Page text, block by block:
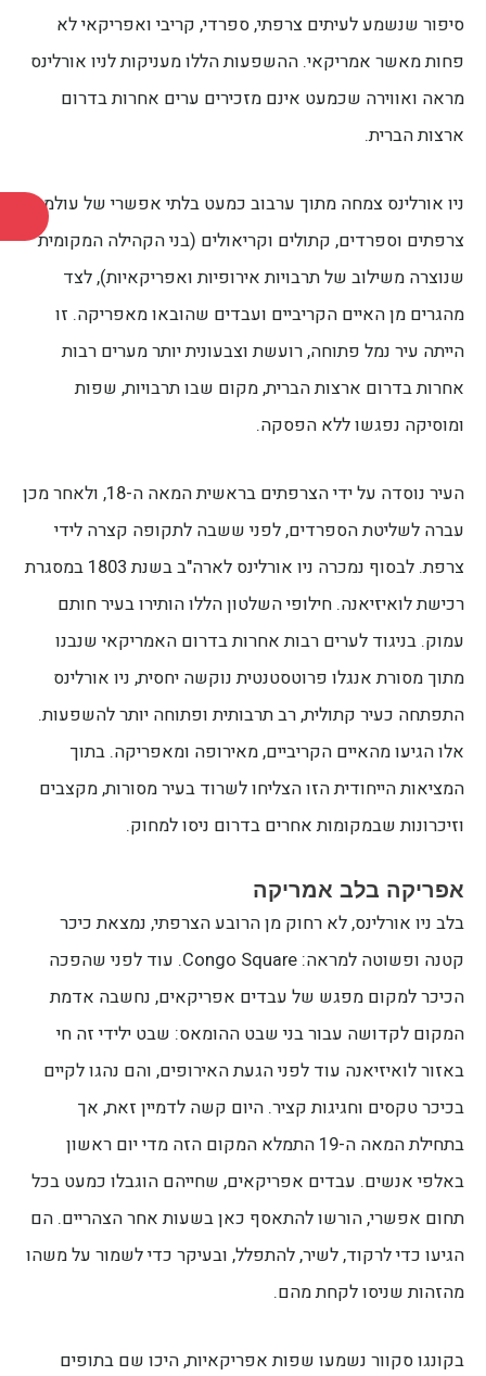
סיפור שנשמע לעיתים צרפתי, ספרדי, קריבי ואפריקאי לא
פחות מאשר אמריקאי. ההשפעות הללו מעניקות לניו אורלינס
מראה ואווירה שכמעט אינם מזכירים ערים אחרות בדרום
ארצות הברית.
ניו אורלינס צמחה מתוך ערבוב כמעט בלתי אפשרי של עולמות:
צרפתים וספרדים, קתולים וקריאולים (בני הקהילה המקומית
שנוצרה משילוב של תרבויות אירופיות ואפריקאיות), לצד
מהגרים מן האיים הקריביים ועבדים שהובאו מאפריקה. זו
הייתה עיר נמל פתוחה, רועשת וצבעונית יותר מערים רבות
אחרות בדרום ארצות הברית, מקום שבו תרבויות, שפות
ומוסיקה נפגשו ללא הפסקה.
העיר נוסדה על ידי הצרפתים בראשית המאה ה-18, ולאחר מכן
עברה לשליטת הספרדים, לפני ששבה לתקופה קצרה לידי
צרפת. לבסוף נמכרה ניו אורלינס לארה"ב בשנת 1803 במסגרת
רכישת לואיזיאנה. חילופי השלטון הללו הותירו בעיר חותם
עמוק. בניגוד לערים רבות אחרות בדרום האמריקאי שנבנו
מתוך מסורת אנגלו פרוטסטנטית נוקשה יחסית, ניו אורלינס
התפתחה כעיר קתולית, רב תרבותית ופתוחה יותר להשפעות.
אלו הגיעו מהאיים הקריביים, מאירופה ומאפריקה. בתוך
המציאות הייחודית הזו הצליחו לשרוד בעיר מסורות, מקצבים
וזיכרונות שבמקומות אחרים בדרום ניסו למחוק.
אפריקה בלב אמריקה
בלב ניו אורלינס, לא רחוק מן הרובע הצרפתי, נמצאת כיכר
קטנה ופשוטה למראה: Congo Square. עוד לפני שהפכה
הכיכר למקום מפגש של עבדים אפריקאים, נחשבה אדמת
המקום לקדושה עבור בני שבט ההומאס: שבט ילידי זה חי
באזור לואיזיאנה עוד לפני הגעת האירופים, והם נהגו לקיים
בכיכר טקסים וחגיגות קציר. היום קשה לדמיין זאת, אך
בתחילת המאה ה-19 התמלא המקום הזה מדי יום ראשון
באלפי אנשים. עבדים אפריקאים, שחייהם הוגבלו כמעט בכל
תחום אפשרי, הורשו להתאסף כאן בשעות אחר הצהריים. הם
הגיעו כדי לרקוד, לשיר, להתפלל, ובעיקר כדי לשמור על משהו
מהזהות שניסו לקחת מהם.
בקונגו סקוור נשמעו שפות אפריקאיות, היכו שם בתופים